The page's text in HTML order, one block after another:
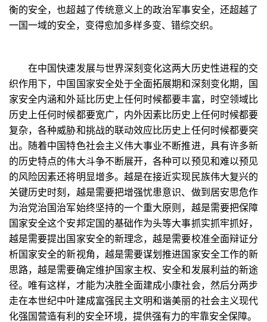
衡的安全，也超越了传统意义上的政治军事安全，还超越了
一国一域的安全，变得愈加多样多变、错综交织。
在中国快速发展与世界深刻变化这两大历史性进程的交
织作用下，中国国家安全处于全面拓展期和深刻变化期，国
家安全内涵和外延比历史上任何时候都要丰富，时空领域比
历史上任何时候都要宽广，内外因素比历史上任何时候都要
复杂，各种威胁和挑战的联动效应比历史上任何时候都要突
出。随着中国特色社会主义伟大事业不断推进，具有许多新
的历史特点的伟大斗争不断展开，各种可以预见和难以预见
的风险因素还将明显增多。越是在接近实现民族伟大复兴的
关键历史时刻，越是需要把增强忧患意识、做到居安思危作
为治党治国治军始终坚持的一个重大原则，越是需要把保障
国家安全这个安邦定国的基础作为头等大事抓实抓牢抓好，
越是需要提出国家安全的新理念，越是需要校准全面辩证分
析国家安全的新视角，越是需要谋划推进国家安全工作的新
思路，越是需要确定维护国家主权、安全和发展利益的新途
径。唯有这样，才能为决胜全面建成小康社会，然后分两步
走在本世纪中叶建成富强民主文明和谐美丽的社会主义现代
化强国营造有利的安全环境，提供强有力的牢靠安全保障。